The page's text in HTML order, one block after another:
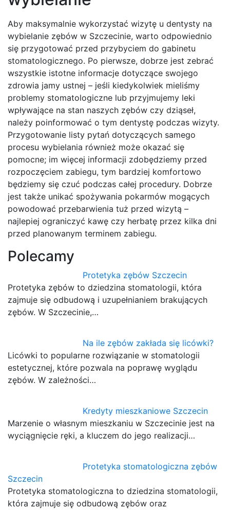
Aby maksymalnie wykorzystać wizytę u dentysty na
wybielanie zębów w Szczecinie, warto odpowiednio
się przygotować przed przybyciem do gabinetu
stomatologicznego. Po pierwsze, dobrze jest zebrać
wszystkie istotne informacje dotyczące swojego
zdrowia jamy ustnej – jeśli kiedykolwiek mieliśmy
problemy stomatologiczne lub przyjmujemy leki
wpływające na stan naszych zębów czy dziąseł,
należy poinformować o tym dentystę podczas wizyty.
Przygotowanie listy pytań dotyczących samego
procesu wybielania również może okazać się
pomocne; im więcej informacji zdobędziemy przed
rozpoczęciem zabiegu, tym bardziej komfortowo
będziemy się czuć podczas całej procedury. Dobrze
jest także unikać spożywania pokarmów mogących
powodować przebarwienia tuż przed wizytą –
najlepiej ograniczyć kawę czy herbatę przez kilka dni
przed planowanym terminem zabiegu.
Polecamy
Protetyka zębów Szczecin
Protetyka zębów to dziedzina stomatologii, która
zajmuje się odbudową i uzupełnianiem brakujących
zębów. W Szczecinie,…
Na ile zębów zakłada się licówki?
Licówki to popularne rozwiązanie w stomatologii
estetycznej, które pozwala na poprawę wyglądu
zębów. W zależności…
Kredyty mieszkaniowe Szczecin
Marzenie o własnym mieszkaniu w Szczecinie jest na
wyciągnięcie ręki, a kluczem do jego realizacji…
Protetyka stomatologiczna zębów
Szczecin
Protetyka stomatologiczna to dziedzina stomatologii,
która zajmuje się odbudową zębów oraz